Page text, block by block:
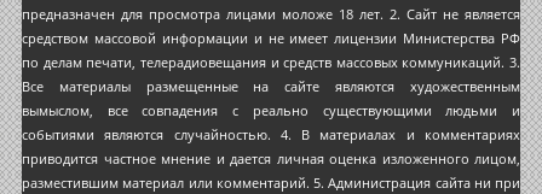
предназначен для просмотра лицами моложе 18 лет. 2. Сайт не является
средством массовой информации и не имеет лицензии Министерства РФ
по делам печати, телерадиовещания и средств массовых коммуникаций. 3.
Все материалы размещенные на сайте являются художественным
вымыслом, все совпадения с реально существующими людьми и
событиями являются случайностью. 4. В материалах и комментариях
приводится частное мнение и дается личная оценка изложенного лицом,
разместившим материал или комментарий. 5. Администрация сайта ни при